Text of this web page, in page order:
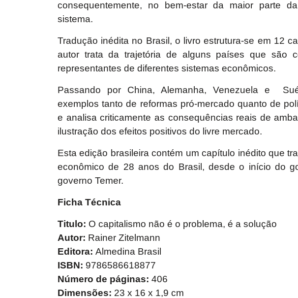
consequentemente, no bem-estar da maior parte
sistema.
Tradução inédita no Brasil, o livro estrutura-se em 12
autor trata da trajetória de alguns países que são
representantes de diferentes sistemas econômicos.
Passando por China, Alemanha, Venezuela e
exemplos tanto de reformas pró-mercado quanto de
e analisa criticamente as consequências reais de
ilustração dos efeitos positivos do livre mercado.
Esta edição brasileira contém um capítulo inédito que
econômico de 28 anos do Brasil, desde o início do
governo Temer.
Ficha Técnica
Titulo: O capitalismo não é o problema, é a solução
Autor: Rainer Zitelmann
Editora: Almedina Brasil
ISBN: 9786586618877
Número de páginas: 406
Dimensões: 23 x 16 x 1,9 cm